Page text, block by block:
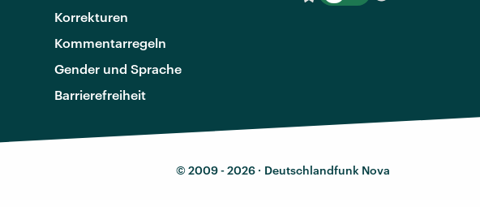
Korrekturen
Kommentarregeln
Gender und Sprache
Barrierefreiheit
© 2009 - 2026 · Deutschlandfunk Nova